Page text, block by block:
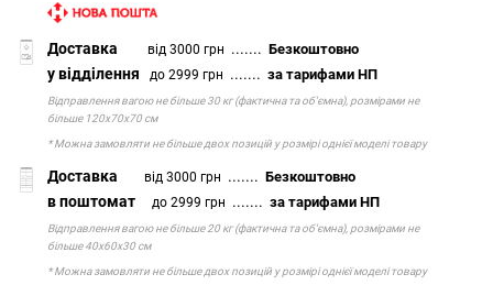
Доставка від 3000 грн .......Безкоштовно
у відділення до 2999 грн .......за тарифами НП
Відправлення вагою не більше 30 кг (фактична та об'ємна), розмірами не
більше 120х70х70 см
* Можна замовляти не більше двох позицій у розмірі однієї моделі товару
Доставка від 3000 грн .......Безкоштовно
в поштомат до 2999 грн .......за тарифами НП
Відправлення вагою не більше 20 кг (фактична та об'ємна), розмірами не
більше 40х60х30 см
* Можна замовляти не більше двох позицій у розмірі однієї моделі товару